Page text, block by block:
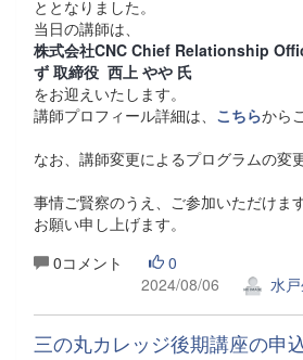
ととなりました。
当日の講師は、
株式会社CNC Chief Relationship
ず 取締役 西上 やや 氏
をお迎えいたします。
講師プロフィール詳細は、 こちらから
なお、講師変更によるプログラムの変
事情ご賢察のうえ、ご参加いただけま
お願い申し上げます。
0コメント
0
2024/08/06
水
三の丸カレッジ後期講座の申